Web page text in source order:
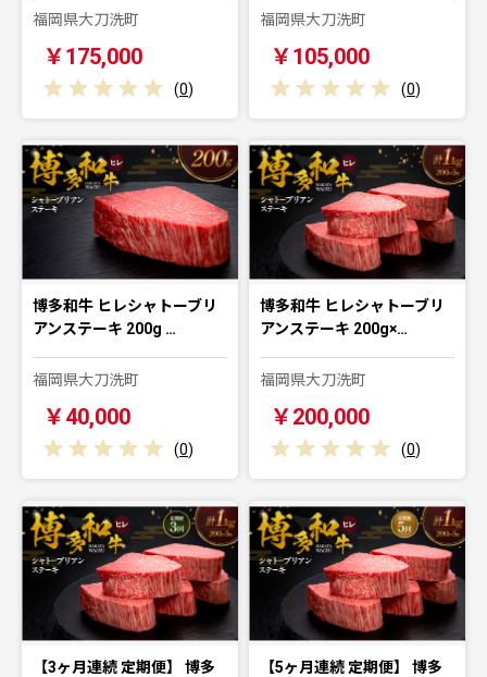
福岡県大刀洗町
￥175,000
(0)
福岡県大刀洗町
￥105,000
(0)
博多和牛 ヒレシャトーブリ
アンステーキ 200g …
福岡県大刀洗町
￥40,000
(0)
博多和牛 ヒレシャトーブリ
アンステーキ 200g×…
福岡県大刀洗町
￥200,000
(0)
【3ヶ月連続 定期便】 博多
【5ヶ月連続 定期便】 博多